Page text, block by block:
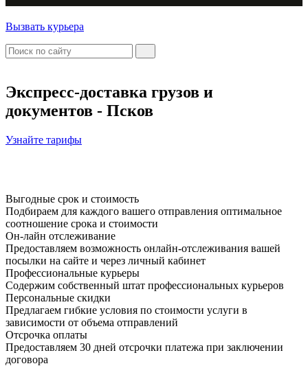
Вызвать курьера
Экспресс-доставка грузов и
документов - Псков
Узнайте тарифы
Выгодные срок и стоимость
Подбираем для каждого вашего отправления оптимальное
соотношение срока и стоимости
Он-лайн отслеживание
Предоставляем возможность онлайн-отслеживания вашей
посылки на сайте и через личный кабинет
Профессиональные курьеры
Содержим собственный штат профессиональных курьеров
Персональные скидки
Предлагаем гибкие условия по стоимости услуги в
зависимости от объема отправлений
Отсрочка оплаты
Предоставляем 30 дней отсрочки платежа при заключении
договора